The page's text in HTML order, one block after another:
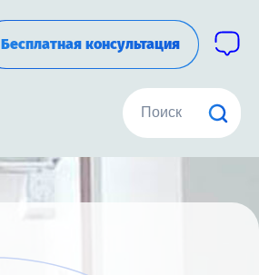
Бесплатная консультация